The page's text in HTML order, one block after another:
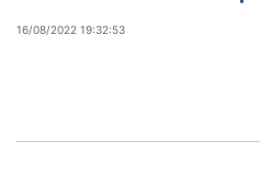
16/08/2022 19:32:53